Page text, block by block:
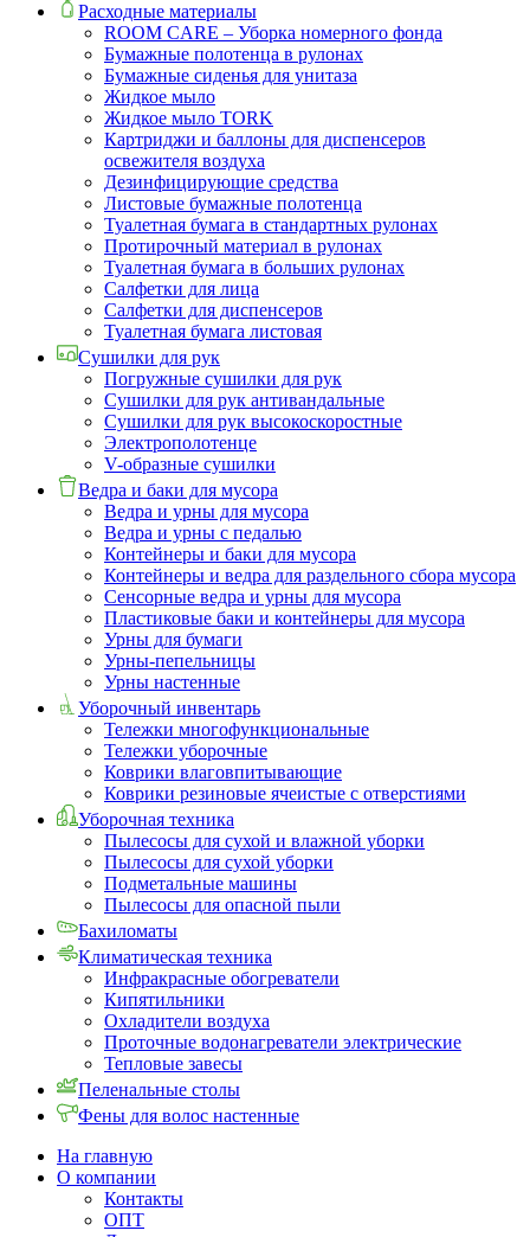
Расходные материалы
ROOM CARE – Уборка номерного фонда
Бумажные полотенца в рулонах
Бумажные сиденья для унитаза
Жидкое мыло
Жидкое мыло TORK
Картриджи и баллоны для диспенсеров
освежителя воздуха
Дезинфицирующие средства
Листовые бумажные полотенца
Туалетная бумага в стандартных рулонах
Протирочный материал в рулонах
Туалетная бумага в больших рулонах
Салфетки для лица
Салфетки для диспенсеров
Туалетная бумага листовая
Сушилки для рук
Погружные сушилки для рук
Сушилки для рук антивандальные
Сушилки для рук высокоскоростные
Электрополотенце
V-образные сушилки
Ведра и баки для мусора
Ведра и урны для мусора
Ведра и урны с педалью
Контейнеры и баки для мусора
Контейнеры и ведра для раздельного сбора мусора
Сенсорные ведра и урны для мусора
Пластиковые баки и контейнеры для мусора
Урны для бумаги
Урны-пепельницы
Урны настенные
Уборочный инвентарь
Тележки многофункциональные
Тележки уборочные
Коврики влаговпитывающие
Коврики резиновые ячеистые с отверстиями
Уборочная техника
Пылесосы для сухой и влажной уборки
Пылесосы для сухой уборки
Подметальные машины
Пылесосы для опасной пыли
Бахиломаты
Климатическая техника
Инфракрасные обогреватели
Кипятильники
Охладители воздуха
Проточные водонагреватели электрические
Тепловые завесы
Пеленальные столы
Фены для волос настенные
На главную
О компании
Контакты
ОПТ